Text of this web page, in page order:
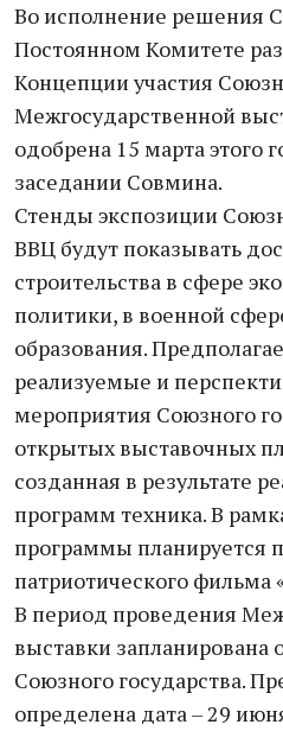
Во исполнение решения
Постоянном Комитете
Концепции участия
Межгосударственной
одобрена 15 марта этого
заседании Совмина.
Стенды экспозиции
ВВЦ будут показывать
строительства в сфере
политики, в военной
образования.
реализуемые и
мероприятия Союзного
открытых выставочных
созданная в результате
программ техника. В
программы планируется
патриотического фильма
В период проведения
выставки запланирована
Союзного государства.
определена дата – 29